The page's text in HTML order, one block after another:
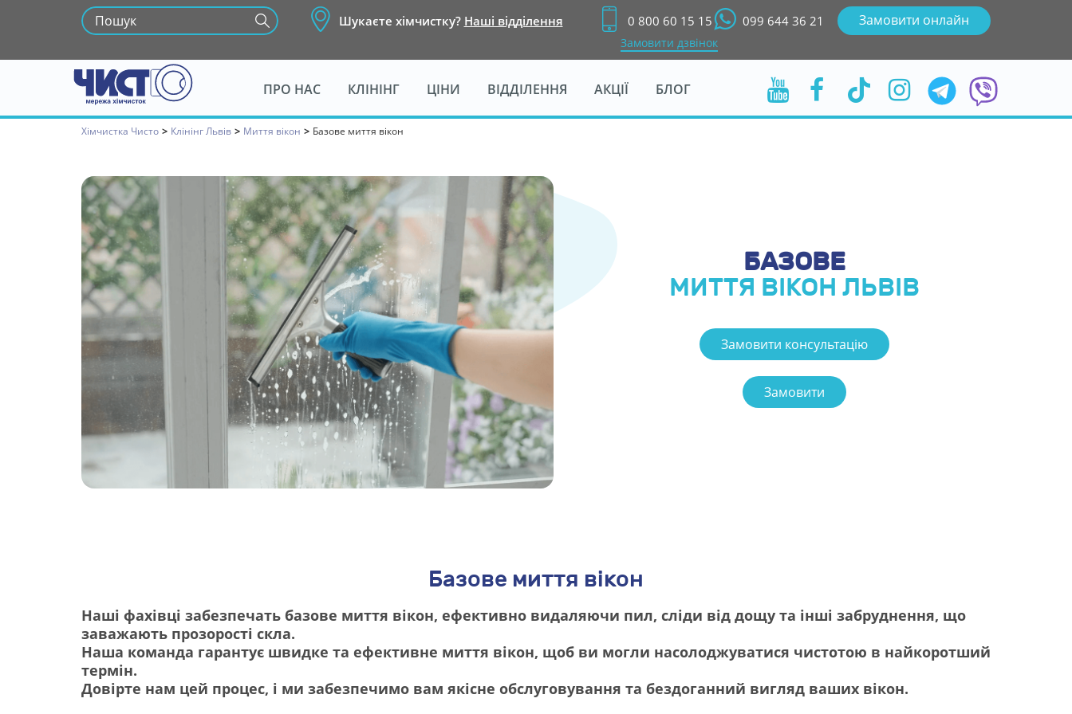
Шукаєте хімчистку? Наші відділення 0 800 60 15 15
Замовити дзвінок
099 644 36 21 Замовити онлайн
ПРО НАС КЛІНІНГ ЦІНИ ІДДІЛЕННЯ АКЦІ БЛОГ
Хімчистка Чисто > Клінінг Льві > Миття вікон > Базове миття вікон
БАЗОВЕ
МИТТЯ ВІКОН ЛЬВІ
Замовити консультацію
Замовити
Базове миття вікон
Наші фахівці забезпечать базове миття вікон, ефективно видаляючи пил, сліди від дощу та інші забруднення, що
заважають прозорості скла.
Наша команда гарантує швидке та ефективне миття вікон, щоб ви могли насолоджуватися чистотою в найкоротший
термін.
Довірте нам цей процес, і ми забезпечимо вам якісне обслуговування та бездоганний вигляд ваших вікон.